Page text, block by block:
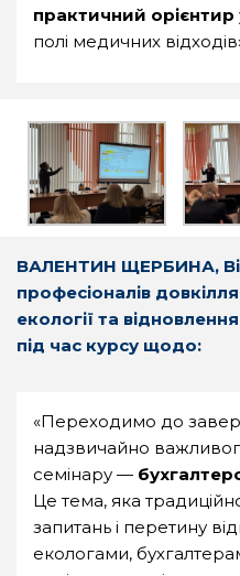
практичний орієнтир
полі медичних
ВАЛЕНТИН ЩЕРБИНА,
професіоналів
екології та
під час курсу щодо:
«Переходимо до
надзвичайно
семінару —
Це тема, яка
запитань і перетину
екологами,